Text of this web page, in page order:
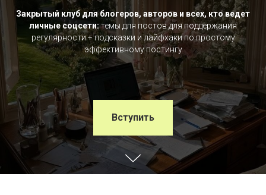
Закрытый клуб для блогеров, авторов и всех, кто ведет
личные соцсети:темы для постов для поддержания
регулярности + подсказки и лайфхаки по простому
эффективному постингу
Вступить